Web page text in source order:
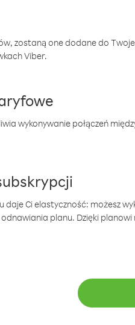
zostaną one dodane do
Viber.
wykonywanie połączeń
daje Ci elastyczność: możesz
planu. Dzięki